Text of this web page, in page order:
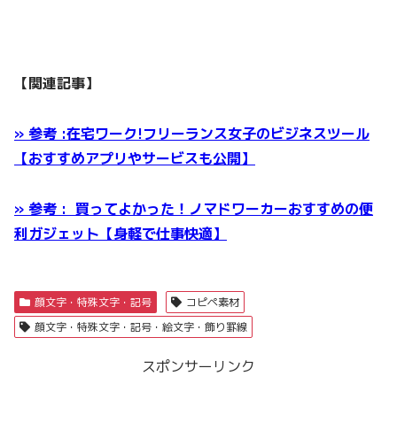
【関連記事】
» 参考 :在宅ワーク!フリーランス女子のビジネスツール
【おすすめアプリやサービスも公開】
» 参考 : 買ってよかった！ノマドワーカーおすすめの便
利ガジェット【身軽で仕事快適】
顔文字・特殊文字・記号
コピペ素材
顔文字・特殊文字・記号・絵文字・飾り罫線
スポンサーリンク